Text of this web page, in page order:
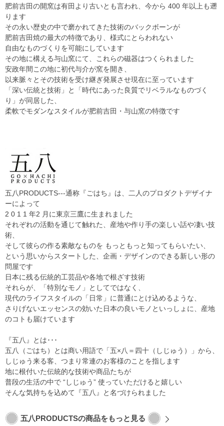
肥前吉田の開窯は有田より古いとも言われ、今から 400 年以上も遡
ります
その永い歴史の中で磨かれてきた技術のバックボーンが
肥前吉田焼の最大の特徴であり、様式にとらわれない
自由なものづくりを可能にしています
その地に構える与山窯にて、これらの磁器はつくられました
安政年間この地に初代与介が窯を開き、
以来脈々とその技術を受け継ぎ発展させ現在に至っています
「深い伝統と技術」と「時代にあった良質でリベラルなものづく
り」が同居した、
柔軟でモダンなスタイルが肥前吉田・与山窯の特徴です
五八PRODUCTS---通称『ごはち』は、二人のプロダクトデザイナ
ーによって
2 0 1 1 年2 月に東京三鷹に生まれました
それぞれの活動を通じて触れた、産地や作り手の楽しい話や凄い技
術、
そして彼らの作る素敵なものを もっともっと知ってもらいたい、
という思いからスタートした、企画・デザインのできる新しい形の
問屋です
日本に残る伝統的工芸品や各地で根ざす技術
それらが、「特別なモノ」としてではなく、
現代のライフスタイルの「日常」に普通にとけ込めるような、
さりげないエッセンスの効いた日本の良いモノといっしょに、産地
のコトも届けています
『五八』とは･･･
五八（ごはち）とは商い用語で「五×八＝四十（しじゅう）」から、
しじゅう来る客、つまり常連のお客様のことを指します
地に根付いた伝統的な技術や商品たちが
普段の生活の中で “しじゅう” 使っていただけると嬉しい
そんな気持ちを込めて『五八』と名づけられました
五八PRODUCTSの商品をもっと見る